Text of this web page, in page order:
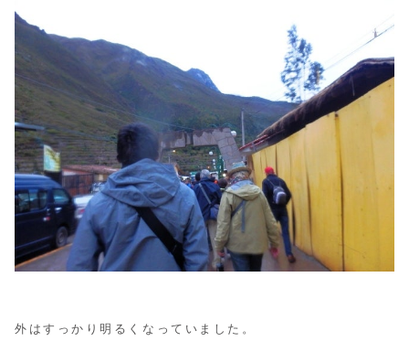
外はすっかり明るくなっていました。